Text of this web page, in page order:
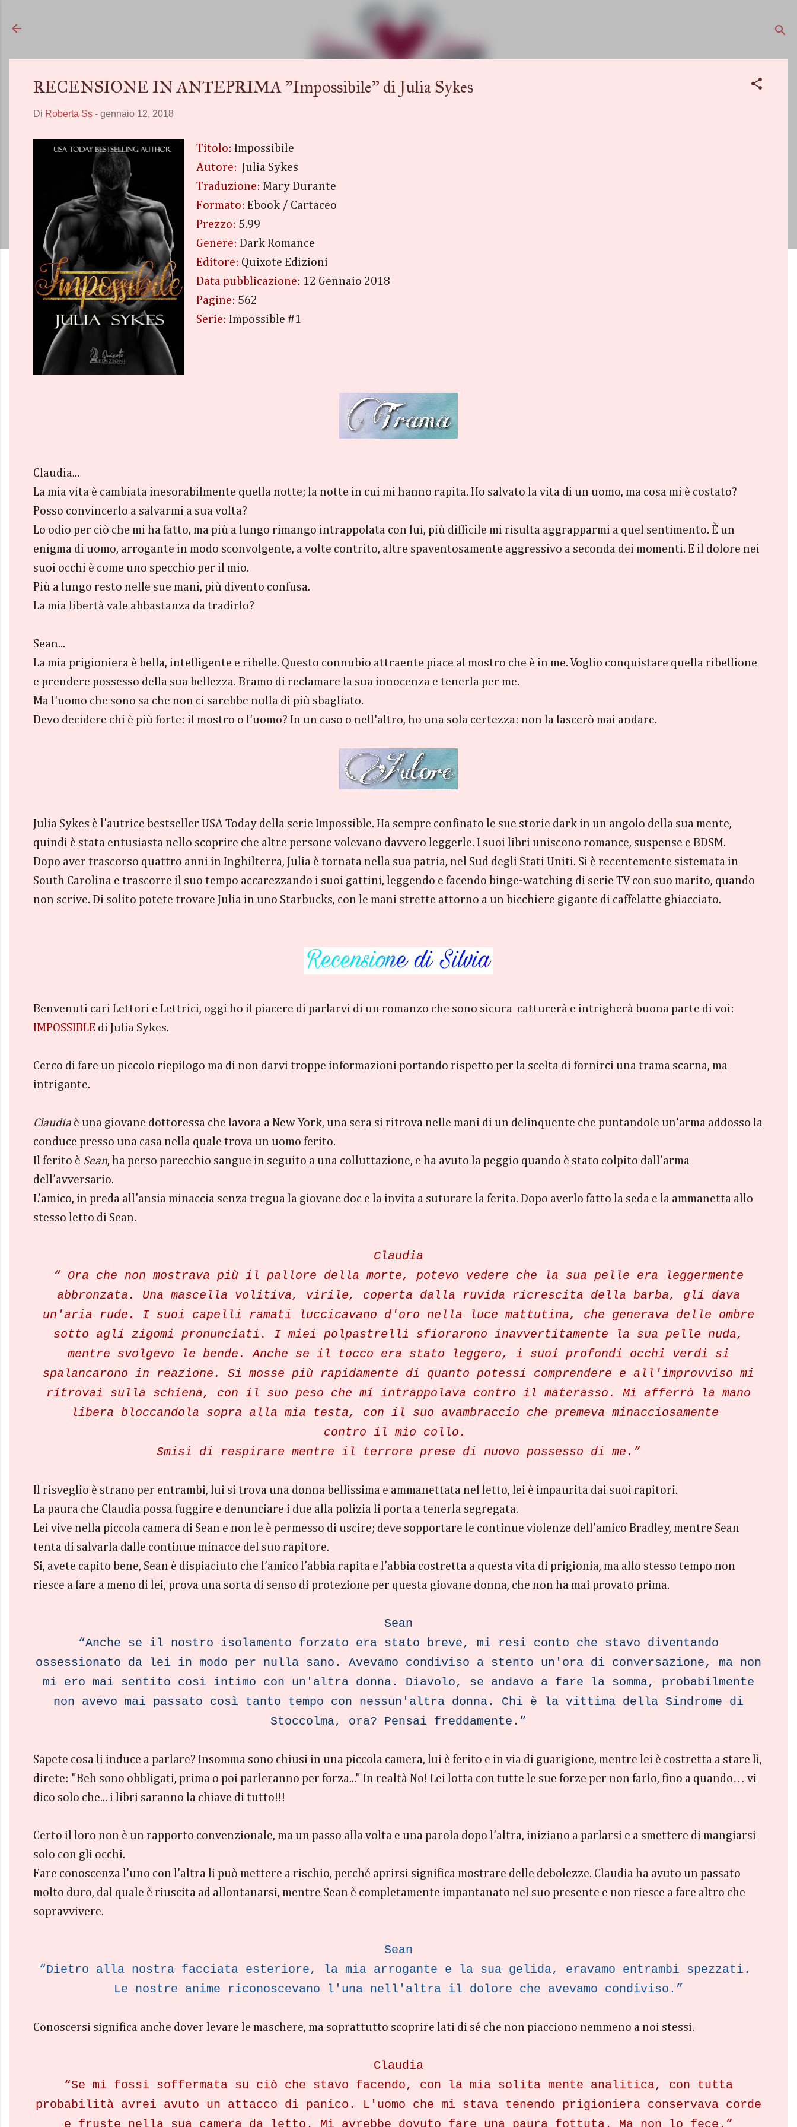
RECENSIONE IN ANTEPRIMA "Impossibile" di Julia Sykes
Di Roberta Ss - gennaio 12, 2018
Titolo: Impossibile
Autore:
Julia Sykes
Traduzione: Mary Durante
Formato: Ebook / Cartaceo
Prezzo: 5.99
Genere: Dark Romance
Editore: Quixote Edizioni
Data pubblicazione: 12 Gennaio 2018
Pagine: 562
Serie: Impossible #1
Claudia...
La mia vita è cambiata inesorabilmente quella notte; la notte in cui mi hanno rapita. Ho salvato la vita di un uomo, ma cosa mi è costato?
Posso convincerlo a salvarmi a sua volta?
Lo odio per ciò che mi ha fatto, ma più a lungo rimango intrappolata con lui, più difficile mi risulta aggrapparmi a quel sentimento. È un
enigma di uomo, arrogante in modo sconvolgente, a volte contrito, altre spaventosamente aggressivo a seconda dei momenti. E il dolore nei
suoi occhi è come uno specchio per il mio.
Più a lungo resto nelle sue mani, più divento confusa.
La mia libertà vale abbastanza da tradirlo?
Sean...
La mia prigioniera è bella, intelligente e ribelle. Questo connubio attraente piace al mostro che è in me. Voglio conquistare quella ribellione
e prendere possesso della sua bellezza. Bramo di reclamare la sua innocenza e tenerla per me.
Ma l'uomo che sono sa che non ci sarebbe nulla di più sbagliato.
Devo decidere chi è più forte: il mostro o l'uomo? In un caso o nell'altro, ho una sola certezza: non la lascerò mai andare.
Julia Sykes è l'autrice bestseller USA Today della serie Impossible. Ha sempre confinato le sue storie dark in un angolo della sua mente,
quindi è stata entusiasta nello scoprire che altre persone volevano davvero leggerle. I suoi libri uniscono romance, suspense e BDSM.
Dopo aver trascorso quattro anni in Inghilterra, Julia è tornata nella sua patria, nel Sud degli Stati Uniti. Si è recentemente sistemata in
South Carolina e trascorre il suo tempo accarezzando i suoi gattini, leggendo e facendo binge-watching di serie TV con suo marito, quando
non scrive. Di solito potete trovare Julia in uno Starbucks, con le mani strette attorno a un bicchiere gigante di caffelatte ghiacciato.
Benvenuti cari Lettori e Lettrici, oggi ho il piacere di parlarvi di un romanzo che sono sicura catturerà e intrigherà buona parte di voi:
IMPOSSIBLE di Julia Sykes.
Cerco di fare un piccolo riepilogo ma di non darvi troppe informazioni portando rispetto per la scelta di fornirci una trama scarna, ma
intrigante.
Claudia è una giovane dottoressa che lavora a New York, una sera si ritrova nelle mani di un delinquente che puntandole un'arma addosso la
conduce presso una casa nella quale trova un uomo ferito.
Il ferito è Sean, ha perso parecchio sangue in seguito a una colluttazione, e ha avuto la peggio quando è stato colpito dall’arma
dell’avversario.
L’amico, in preda all’ansia minaccia senza tregua la giovane doc e la invita a suturare la ferita. Dopo averlo fatto la seda e la ammanetta allo
stesso letto di Sean.
Claudia
“ Ora che non mostrava più il pallore della morte, potevo vedere che la sua pelle era leggermente
abbronzata. Una mascella volitiva, virile, coperta dalla ruvida ricrescita della barba, gli dava
un'aria rude. I suoi capelli ramati luccicavano d'oro nella luce mattutina, che generava delle ombre
sotto agli zigomi pronunciati. I miei polpastrelli sfiorarono inavvertitamente la sua pelle nuda,
mentre svolgevo le bende. Anche se il tocco era stato leggero, i suoi profondi occhi verdi si
spalancarono in reazione. Si mosse più rapidamente di quanto potessi comprendere e all'improvviso mi
ritrovai sulla schiena, con il suo peso che mi intrappolava contro il materasso. Mi afferrò la mano
libera bloccandola sopra alla mia testa, con il suo avambraccio che premeva minacciosamente
contro il mio collo.
Smisi di respirare mentre il terrore prese di nuovo possesso di me.”
Il risveglio è strano per entrambi, lui si trova una donna bellissima e ammanettata nel letto, lei è impaurita dai suoi rapitori.
La paura che Claudia possa fuggire e denunciare i due alla polizia li porta a tenerla segregata.
Lei vive nella piccola camera di Sean e non le è permesso di uscire; deve sopportare le continue violenze dell’amico Bradley, mentre Sean
tenta di salvarla dalle continue minacce del suo rapitore.
Si, avete capito bene, Sean è dispiaciuto che l’amico l’abbia rapita e l’abbia costretta a questa vita di prigionia, ma allo stesso tempo non
riesce a fare a meno di lei, prova una sorta di senso di protezione per questa giovane donna, che non ha mai provato prima.
Sean
“Anche se il nostro isolamento forzato era stato breve, mi resi conto che stavo diventando
ossessionato da lei in modo per nulla sano. Avevamo condiviso a stento un'ora di conversazione, ma non
mi ero mai sentito così intimo con un'altra donna. Diavolo, se andavo a fare la somma, probabilmente
non avevo mai passato così tanto tempo con nessun'altra donna. Chi è la vittima della Sindrome di
Stoccolma, ora? Pensai freddamente.”
Sapete cosa li induce a parlare? Insomma sono chiusi in una piccola camera, lui è ferito e in via di guarigione, mentre lei è costretta a stare lì,
direte: "Beh sono obbligati, prima o poi parleranno per forza..." In realtà No! Lei lotta con tutte le sue forze per non farlo, fino a quando… vi
dico solo che... i libri saranno la chiave di tutto!!!
Certo il loro non è un rapporto convenzionale, ma un passo alla volta e una parola dopo l’altra, iniziano a parlarsi e a smettere di mangiarsi
solo con gli occhi.
Fare conoscenza l’uno con l’altra li può mettere a rischio, perché aprirsi significa mostrare delle debolezze. Claudia ha avuto un passato
molto duro, dal quale è riuscita ad allontanarsi, mentre Sean è completamente impantanato nel suo presente e non riesce a fare altro che
sopravvivere.
Sean
“Dietro alla nostra facciata esteriore, la mia arrogante e la sua gelida, eravamo entrambi spezzati.
Le nostre anime riconoscevano l'una nell'altra il dolore che avevamo condiviso.”
Conoscersi significa anche dover levare le maschere, ma soprattutto scoprire lati di sé che non piacciono nemmeno a noi stessi.
Claudia
“Se mi fossi soffermata su ciò che stavo facendo, con la mia solita mente analitica, con tutta
probabilità avrei avuto un attacco di panico. L'uomo che mi stava tenendo prigioniera conservava corde